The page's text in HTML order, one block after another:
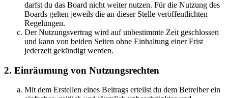
darfst du das Board nicht weiter nutzen. Für die Nutzung des
Boards gelten jeweils die an dieser Stelle veröffentlichten
Regelungen.
Der Nutzungsvertrag wird auf unbestimmte Zeit geschlossen
und kann von beiden Seiten ohne Einhaltung einer Frist
jederzeit gekündigt werden.
2. Einräumung von Nutzungsrechten
Mit dem Erstellen eines Beitrags erteilst du dem Betreiber ein